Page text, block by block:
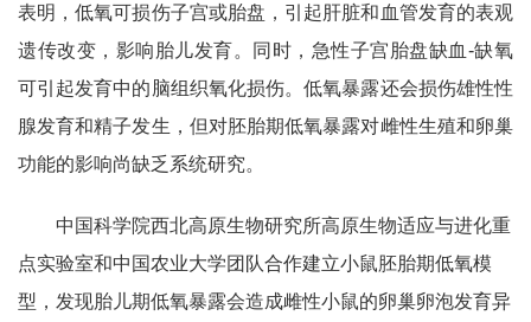
表明，低氧可损伤子宫或胎盘，引起肝脏和血管发育的表观
遗传改变，影响胎儿发育。同时，急性子宫胎盘缺血-缺氧
可引起发育中的脑组织氧化损伤。低氧暴露还会损伤雄性性
腺发育和精子发生，但对胚胎期低氧暴露对雌性生殖和卵巢
功能的影响尚缺乏系统研究。
中国科学院西北高原生物研究所高原生物适应与进化重
点实验室和中国农业大学团队合作建立小鼠胚胎期低氧模
型，发现胎儿期低氧暴露会造成雌性小鼠的卵巢卵泡发育异